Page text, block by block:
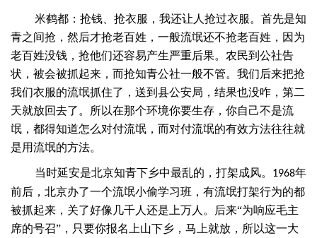
米鹤都：抢钱、抢衣服，我还让人抢过衣服。首先是知
青之间抢，然后才抢老百姓，一般流氓还不抢老百姓，因为
老百姓没钱，抢他们还容易产生严重后果。农民到公社告
状，被会被抓起来，而抢知青公社一般不管。我们后来把抢
我们衣服的流氓抓住了，送到县公安局，结果也没咋，第二
天就放回去了。所以在那个环境你要生存，你自己不是流
氓，都得知道怎么对付流氓，而对付流氓的有效方法往往就
是用流氓的方法。
当时延安是北京知青下乡中最乱的，打架成风。 1968年
前后，北京办了一个流氓小偷学习班，有流氓打架行为的都
被抓起来，关了好像几千人还是上万人。后来“为响应毛主
席的号召”，只要你报名上山下乡，马上就放，所以这一大